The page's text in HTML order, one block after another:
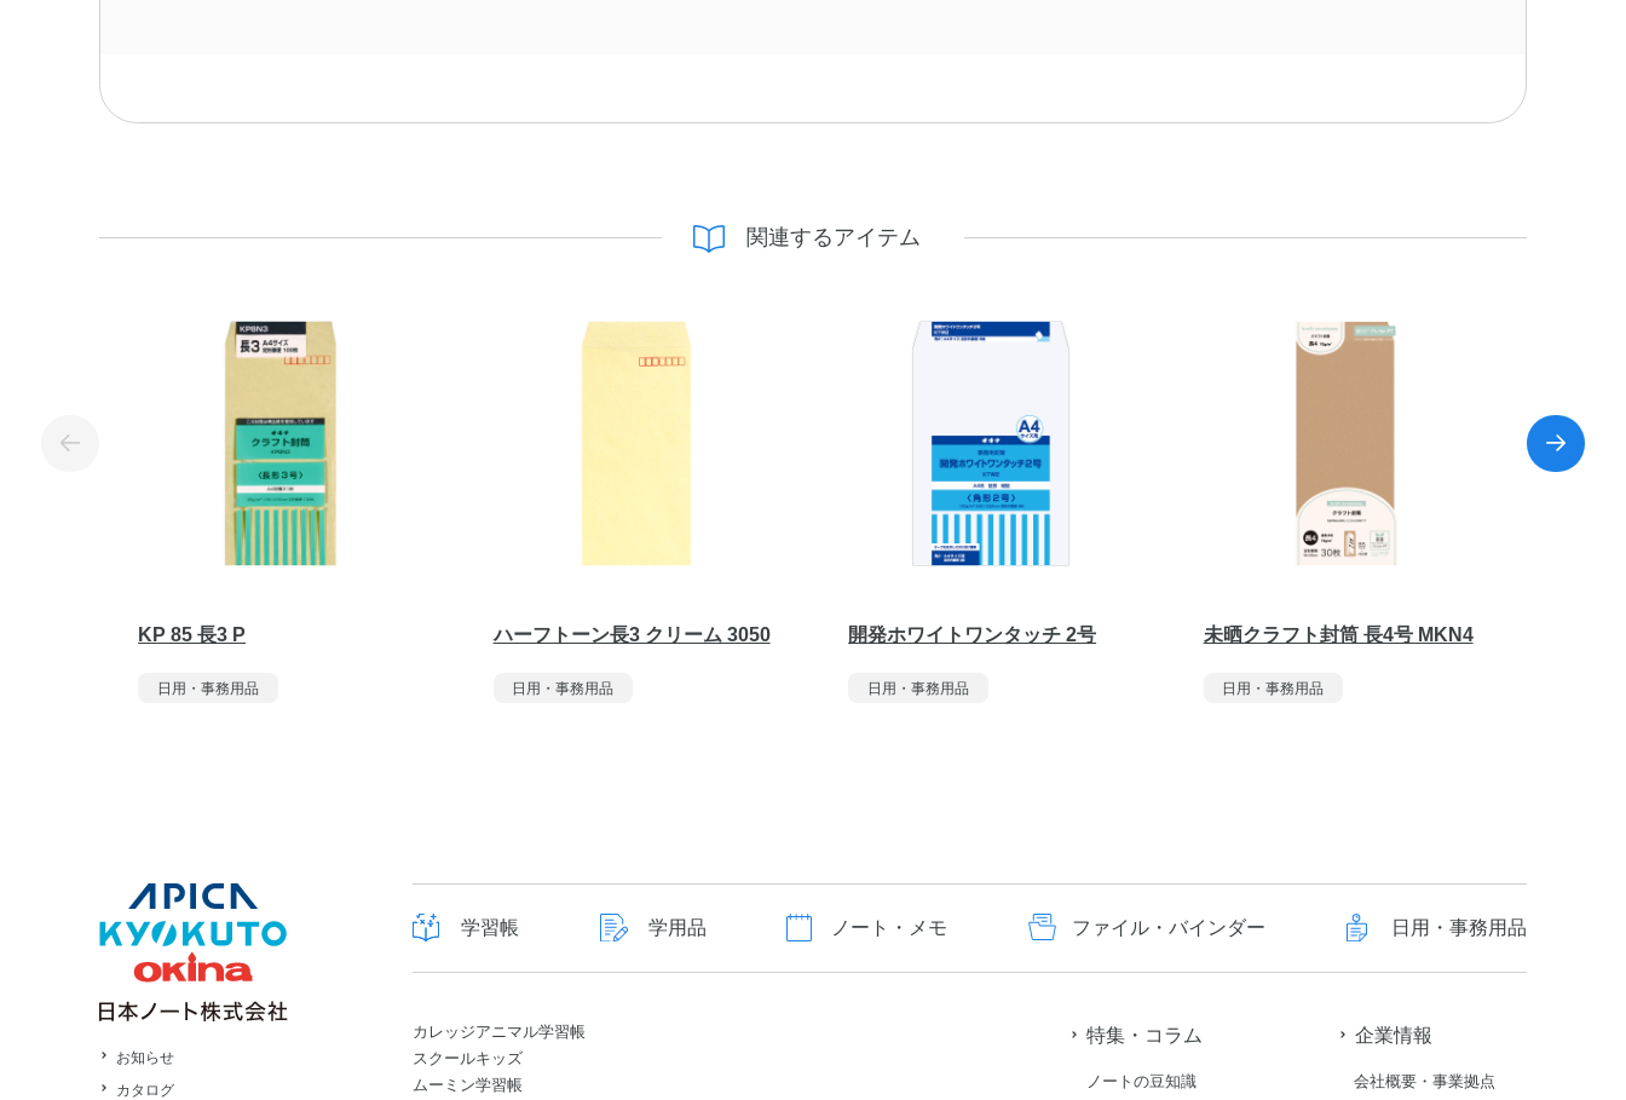
関連するアイテム
KP 85 長3 P
日用・事務用品
ハーフトーン長3 クリーム 3050
日用・事務用品
開発ホワイトワンタッチ 2号
日用・事務用品
未晒クラフト封筒 長4号 MKN4
日用・事務用品
お知らせ
カタログ
学習帳 学用品 ノート・メモ ファイル・バインダー 日用・事務用品
カレッジアニマル学習帳
スクールキッズ
ムーミン学習帳
特集・コラム
ノートの豆知識
企業情報
会社概要・事業拠点